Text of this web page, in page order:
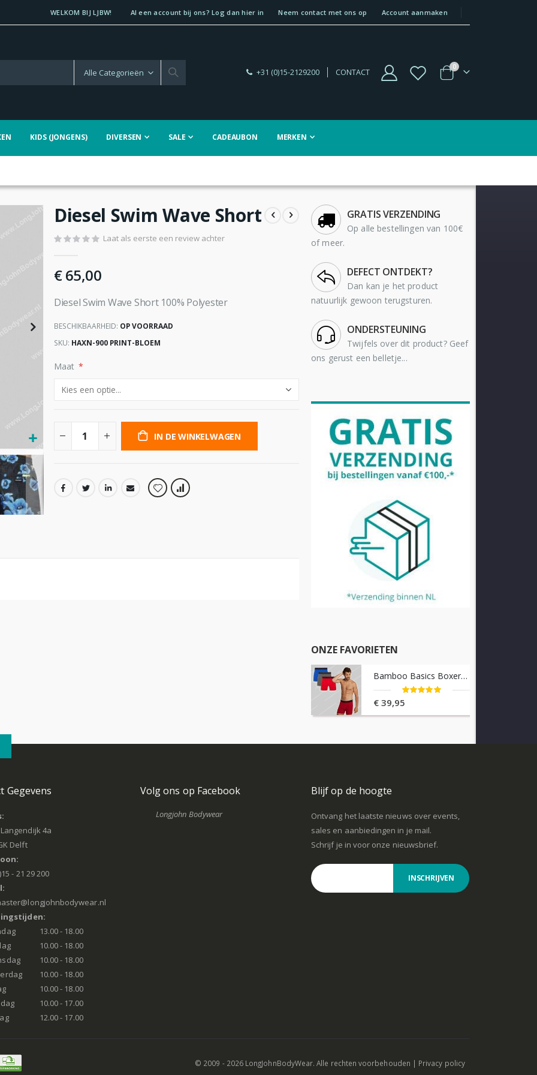
WELKOM BIJ LJBW! Al een account bij ons? Log dan hier in Neem contact met ons op Account aanmaken
+31 (0)15-2129200 CONTACT
Winkelwagen
0producten
KIDS (JONGENS) DIVERSEN SALE CADEAUBON MERKEN
Diesel Swim Wave Short
Laat als eerste een review achter
€ 65,00
Diesel Swim Wave Short 100% Polyester
BESCHIKBAARHEID: OP VOORRAAD
SKU HAXN-900 PRINT-BLOEM
Maat
IN DE WINKELWAGEN
GRATIS VERZENDING
Op alle bestellingen van 100€
of meer.
DEFECT ONTDEKT?
Dan kan je het product
natuurlijk gewoon terugsturen.
ONDERSTEUNING
Twijfels over dit product? Geef
ons gerust een belletje...
ONZE FAVORIETEN
Bamboo Basics Boxershorts 3-pack Rico
Waardering:
100%
€ 39,95
Gegevens
4a
Delft
- 21 29 200
13.00 - 18.00
10.00 - 18.00
10.00 - 18.00
10.00 - 18.00
10.00 - 18.00
10.00 - 17.00
12.00 - 17.00
Volg ons op Facebook
Longjohn Bodywear
Blijf op de hoogte
Ontvang het laatste nieuws over events,
sales en aanbiedingen in je mail.
Schrijf je in voor onze nieuwsbrief.
INSCHRIJVEN
© 2009 - 2026 LongJohnBodyWear. Alle rechten voorbehouden | Privacy policy